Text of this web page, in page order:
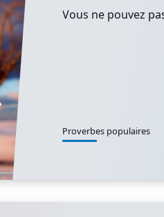
Vous ne pouvez
Proverbes populaires